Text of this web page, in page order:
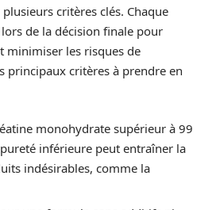
critères clés. Chaque
de la décision finale pour
minimiser les risques de
principaux critères à prendre en
monohydrate supérieur à 99
inférieure peut entraîner la
indésirables, comme la